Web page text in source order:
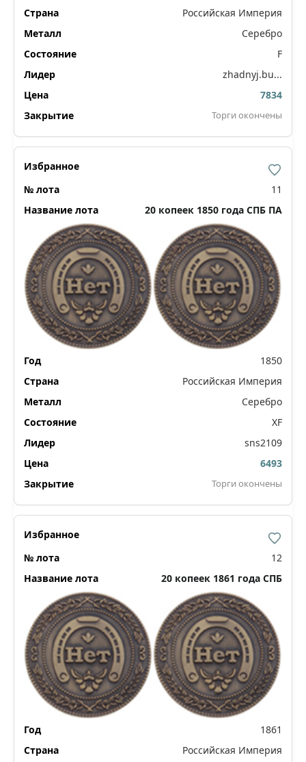
Российская Империя
Серебро
F
zhadnyj.bu...
7834
Торги окончены
11
20 копеек 1850 года СПБ ПА
1850
Российская Империя
Серебро
XF
sns2109
6493
Торги окончены
12
20 копеек 1861 года СПБ
1861
Российская Империя